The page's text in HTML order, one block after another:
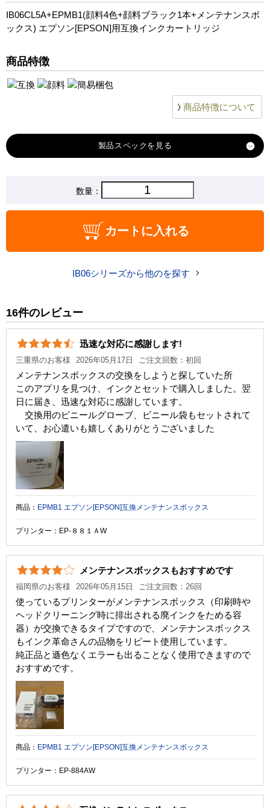
IB06CL5A+EPMB1(顔料4色+顔料ブラック1本+メンテナンスボ
ックス) エプソン[EPSON]用互換インクカートリッジ
商品特徴
商品特徴について
製品スペック
エプソン
IB06KA IB06CA IB06MA
4,910 円
カラー ブラック シアン マゼンタ イエロー
顔料・染料 顔料
ICチップ あり
製品タイプ 互換インク
数量：
カートに入れる
IB06シリーズから他のを探す
16件のレビュー
迅速な対応に感謝します!
三重県のお客様 2026年05月17日 ご注文回数：初回
メンテナンスボックスの交換をしようと探していた所
このアプリを見つけ、インクとセットで購入しました。翌
日に届き、迅速な対応に感謝しています。
交換用のビニールグローブ、ビニール袋もセットされて
いて、お心遣いも嬉しくありがとうございました
商品： EPMB1 エプソン[EPSON]互換メンテナンスボックス
プリンター：EP-８８１ＡW
メンテナンスボックスもおすすめです
福岡県のお客様 2026年05月15日 ご注文回数：26回
使っているプリンターがメンテナンスボックス（印刷時や
ヘッドクリーニング時に排出される廃インクをためる容
器）が交換できるタイプですので、メンテナンスボックス
もインク革命さんの品物をリピート使用しています。
純正品と遜色なくエラーも出ることなく使用できますので
おすすめです。
商品： EPMB1 エプソン[EPSON]互換メンテナンスボックス
プリンター：EP-884AW